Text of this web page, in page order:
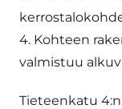
4. Kohteen
valmistuu
Tieteenkatu